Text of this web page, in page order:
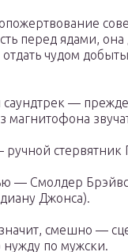
перед ядами,
чудом
— прежде
магнитофона
стервятник
— Смолдер
Джонса).
смешно —
нужду по мужски.